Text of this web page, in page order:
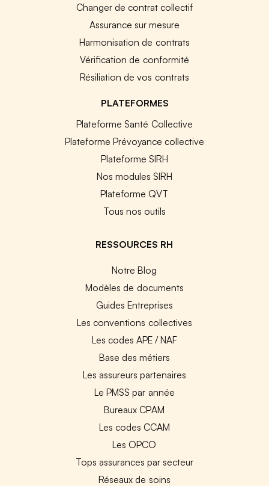
Changer de contrat collectif
Assurance sur mesure
Harmonisation de contrats
Vérification de conformité
Résiliation de vos contrats
PLATEFORMES
Plateforme Santé Collective
Plateforme Prévoyance collective
Plateforme SIRH
Nos modules SIRH
Plateforme QVT
Tous nos outils
RESSOURCES RH
Notre Blog
Modèles de documents
Guides Entreprises
Les conventions collectives
Les codes APE / NAF
Base des métiers
Les assureurs partenaires
Le PMSS par année
Bureaux CPAM
Les codes CCAM
Les OPCO
Tops assurances par secteur
Réseaux de soins